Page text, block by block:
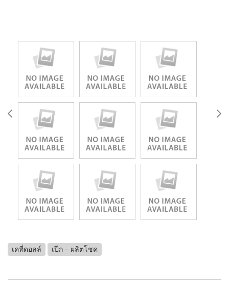
เคที่ดอลล์ เป๊ก – ผลิตโชค